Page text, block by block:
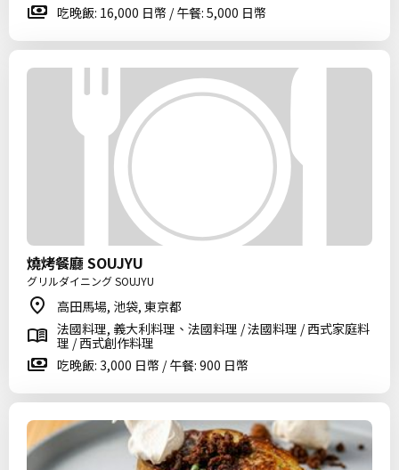
吃晚飯: 16,000 日幣 / 午餐: 5,000 日幣
燒烤餐廳 SOUJYU
グリルダイニング SOUJYU
高田馬場, 池袋, 東京都
法國料理, 義大利料理、法國料理 / 法國料理 / 西式家庭料
理 / 西式創作料理
吃晚飯: 3,000 日幣 / 午餐: 900 日幣